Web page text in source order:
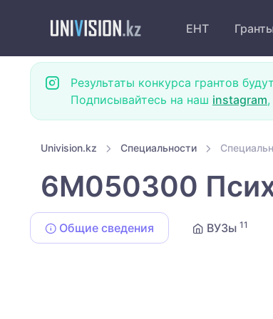
ЕНТ
Результаты конкурса грантов
Подписывайтесь на наш instagram
Univision.kz Специальности
6M050300
Общие сведения ВУЗы 11